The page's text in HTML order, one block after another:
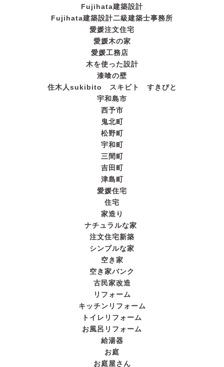
Fujihata建築設計
Fujihata建築設計二級建築士事務所
愛媛注文住宅
愛媛木の家
愛媛工務店
木を使った設計
漆喰の壁
住木人sukibito スキビト すきびと
宇和島市
西予市
鬼北町
松野町
宇和町
三間町
吉田町
津島町
愛媛住宅
住宅
家造り
ナチュラルな家
注文住宅新築
シンプルな家
空き家
空き家バンク
古民家改造
リフォーム
キッチンリフォーム
トイレリフォーム
お風呂リフォーム
給湯器
お庭
お庭屋さん